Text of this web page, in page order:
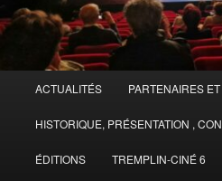
principal
ACTUALITÉS PARTENAIRES
HISTORIQUE, PRÉSENTATION ,
ÉDITIONS TREMPLIN-CINÉ 6